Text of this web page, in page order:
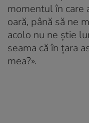
momentul în care
oară, până să ne
acolo nu ne știe
seama că în țara
mea?».